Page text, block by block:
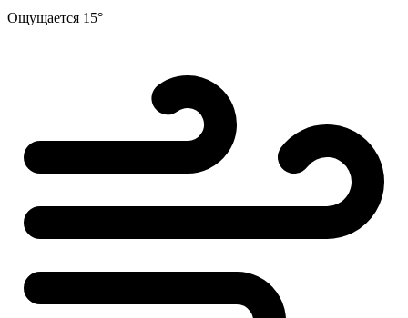
Ощущается 15°